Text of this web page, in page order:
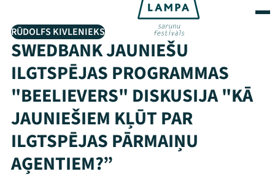
RŪDOLFS KIVLENIEKS
SWEDBANK JAUNIEŠU
ILGTSPĒJAS PROGRAMMAS
"BEELIEVERS" DISKUSIJA "KĀ
JAUNIEŠIEM KĻŪT PAR
ILGTSPĒJAS PĀRMAIŅU
AĢENTIEM?”